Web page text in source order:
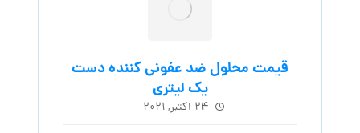
قیمت محلول ضد عفونی کننده دست
یک لیتری
۲۴ اکتبر, ۲۰۲۱